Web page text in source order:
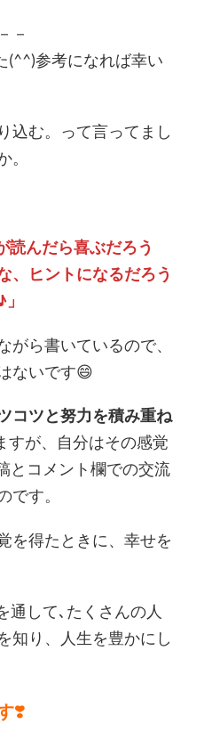
－
(^^)参考になれば幸い
込む。って言ってまし
読んだら喜ぶだろう
、ヒントになるだろう
がら書いているので、
ないです😄
コツと努力を積み重ね
すが、自分はその感覚
とコメント欄での交流
です。
を得たときに、幸せを
通して､たくさんの人
知り、人生を豊かにし
❣️